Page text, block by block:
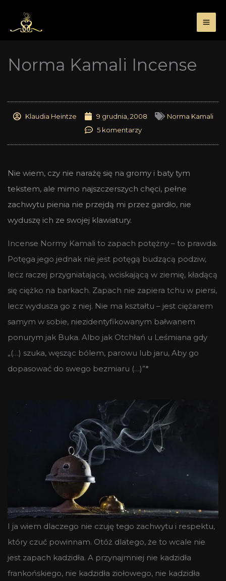
treści
Norma Kamali Incense
Klaudia Heintze 9 grudnia, 2008
Norma Kamali
5 komentarzy
Nie wiem, czy nie narażę się na gromy i baty tym
tekstem, ale mimo najszczerszych chęci, pełne
zachwytu pienia nie przejdą mi przez gardło, nie
wyduszę ich ze swojej klawiatury.
Incense Normy Kamali to zapach potężny – to prawda.
Potęga jego jednak nie jest potęgą budzącą podziw,
lecz raczej przygniatającą, wciskającą w ziemię, kładącą
się ciężko na barkach. Zapach nie zapiera tchu w piersi,
lecz wydusza go z niej. Nie ma kształtu – jest ciężarem
samym w sobie, niezidentyfikowanym bałwanem
ponurym jak Buka. Albo jak Otchłań u Leśmiana gdy
„(…) szuka, węsząc bólem, parowu lub jaru, Aby go
dopasować do swego bezmiaru (…)”*
I ja wiem dlaczego nie czuję tego zachwytu i respektu,
który czuć powinnam. Otóż dlatego, że to wcale nie
jest zapach kadzidła. A przynajmniej nie kadzidła
frankońskiego, nie kadzidła ziołowego, nie kadzidła